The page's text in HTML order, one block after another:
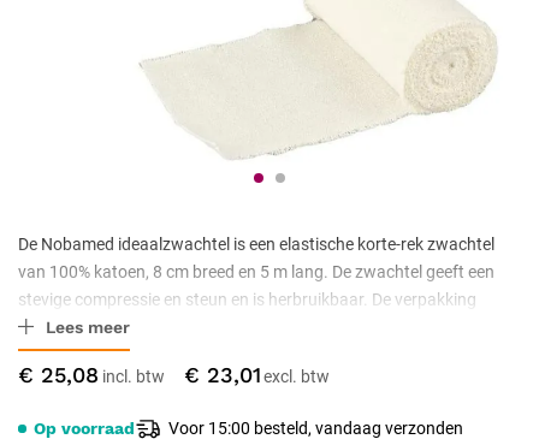
€ 25,08 € 23,01
Op voorraad Voor 15:00 besteld, vandaag verzonden
De Nobamed ideaalzwachtel is een elastische korte-rek zwachtel
van 100% katoen, 8 cm breed en 5 m lang. De zwachtel geeft een
stevige compressie en steun en is herbruikbaar. De verpakking
bevat 10 rollen.
Lees meer